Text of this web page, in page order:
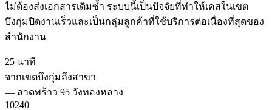
ไม่ต้องส่งเอกสารเดิมซ้ำ ระบบนี้เป็นปัจจัยที่ทำให้เคสในเขต
บึงกุ่มปิดงานเร็วและเป็นกลุ่มลูกค้าที่ใช้บริการต่อเนื่องที่สุดของ
สำนักงาน
25 นาที
จากเขตบึงกุ่มถึงสาขา
— ลาดพร้าว 95 วังทองหลาง
10240